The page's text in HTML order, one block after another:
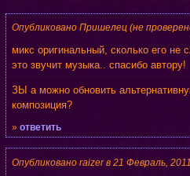
Опубликовано Пришелец (не
микс оригинальный, сколько его
это звучит музыка.. спасибо автору!
ЗЫ а можно обновить
композиция?
» ответить
Опубликовано raizer в 21 Февраль, 2011